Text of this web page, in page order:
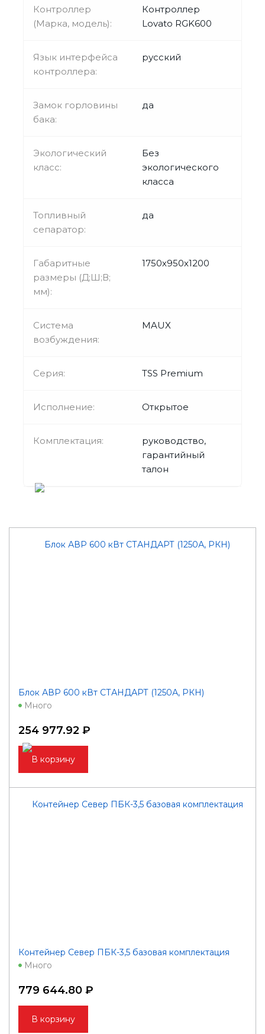
Контроллер
(Марка, модель):
Контроллер
Lovato RGK600
Язык интерфейса
контроллера:
русский
Замок горловины
бака:
да
Экологический
класс:
Без
экологического
класса
Топливный
сепаратор:
да
Габаритные
размеры (Д;Ш;В;
мм):
1750х950х1200
Система
возбуждения:
MAUX
Серия: TSS Premium
Исполнение: Открытое
Комплектация:
руководство,
гарантийный
талон
Блок АВР 600 кВт СТАНДАРТ (1250А, РКН)
Много
254 977.92 ₽
В корзину
Контейнер Север ПБК-3,5 базовая комплектация
Много
779 644.80 ₽
В корзину